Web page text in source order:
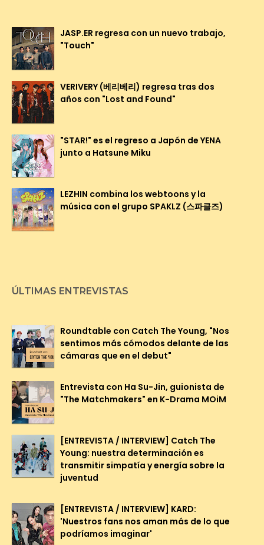
JASP.ER regresa con un nuevo trabajo,
"Touch"
VERIVERY (베리베리) regresa tras dos
años con "Lost and Found"
"STAR!" es el regreso a Japón de YENA
junto a Hatsune Miku
LEZHIN combina los webtoons y la
música con el grupo SPAKLZ (스파클즈)
ÚLTIMAS ENTREVISTAS
Roundtable con Catch The Young, "Nos
sentimos más cómodos delante de las
cámaras que en el debut"
Entrevista con Ha Su-Jin, guionista de
"The Matchmakers" en K-Drama MOiM
[ENTREVISTA / INTERVIEW] Catch The
Young: nuestra determinación es
transmitir simpatía y energía sobre la
juventud
[ENTREVISTA / INTERVIEW] KARD:
'Nuestros fans nos aman más de lo que
podríamos imaginar'